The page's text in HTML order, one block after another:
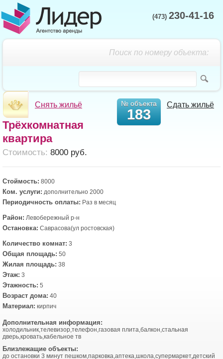
(473) 230-41-16
Поиск по номеру объекта:
Снять жильё Сдать жильё
№ объекта
183
Трёхкомнатная
квартира
Cтоимость: 8000 руб.
Стоймость: 8000
Ком. услуги: дополнительно 2000
Периодичность оплаты: Раз в месяц
Район: Левобережный р-н
Остановка: Саврасова(ул ростовская)
Количество комнат: 3
Общая площадь: 50
Жилая площадь: 38
Этаж: 3
Этажность: 5
Возраст дома: 40
Материал: кирпич
Дополнительная информация:
холодильник,телевизор,телефон,газовая плита,балкон,стальная
дверь,кровать,кабельное тв
Близлежащие объекты:
до остановки 3 минут пешком,парковка,аптека,школа,супермаркет,детский